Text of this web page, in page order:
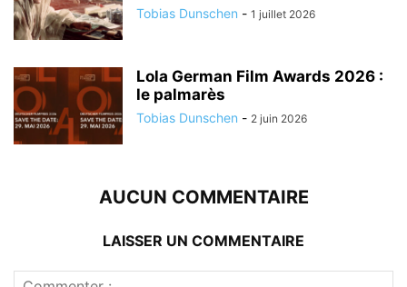
Tobias Dunschen - 1 juillet 2026
Lola German Film Awards 2026 :
le palmarès
Tobias Dunschen - 2 juin 2026
AUCUN COMMENTAIRE
LAISSER UN COMMENTAIRE